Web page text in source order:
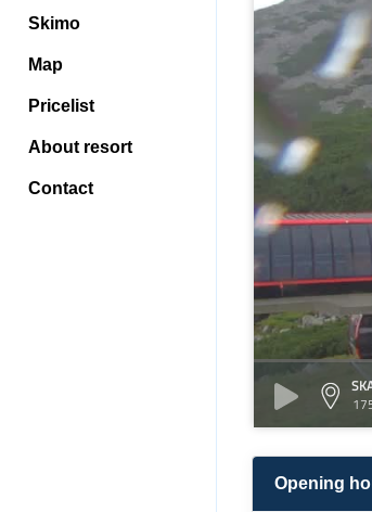
Skimo
Map
Pricelist
About resort
Contact
Opening